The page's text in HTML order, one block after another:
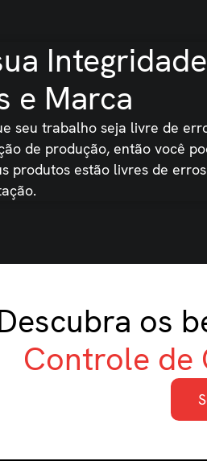
e Marca
seu trabalho seja livre de
de produção, então você
produtos estão livres de
os
Controle de